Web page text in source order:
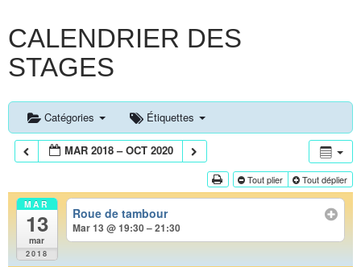
CALENDRIER DES
STAGES
Catégories Étiquettes
MAR 2018 – OCT 2020
Tout plier Tout déplier
MAR
13
mar
2018
Roue de tambour
Mar 13 @ 19:30 – 21:30